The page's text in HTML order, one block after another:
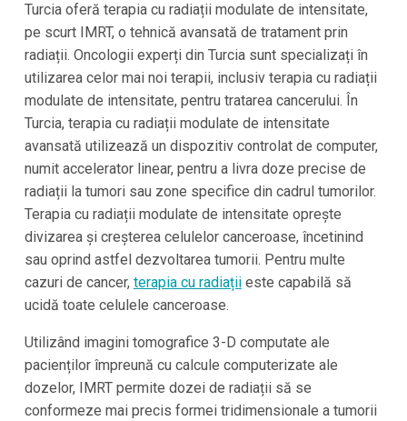
Turciaoferă terapia cu radiații modulate de intensitate,
pe scurt IMRT, o tehnică avansată de tratament prin
radiații. Oncologii experți din Turcia sunt specializați în
utilizarea celor mai noi terapii, inclusiv terapia cu radiații
modulate de intensitate, pentru tratarea cancerului. În
Turcia, terapia cu radiații modulate de intensitate
avansată utilizează un dispozitiv controlat de computer,
numit accelerator linear, pentru a livra doze precise de
radiații la tumori sau zone specifice din cadrul tumorilor.
Terapia cu radiații modulate de intensitate oprește
divizarea și creșterea celulelor canceroase, încetinind
sau oprind astfel dezvoltarea tumorii. Pentru multe
cazuri de cancer, terapia cu radiațiieste capabilă să
ucidă toate celulele canceroase.
Utilizând imagini tomografice 3-D computate ale
pacienților împreună cu calcule computerizate ale
dozelor, IMRT permite dozei de radiații să se
conformeze mai precis formei tridimensionale a tumorii